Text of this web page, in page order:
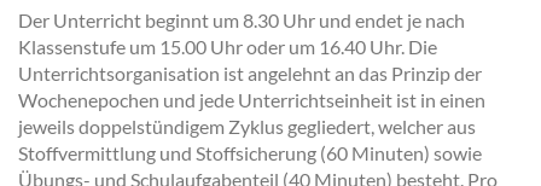
Der Unterricht beginnt um 8.30 Uhr und endet je nach
Klassenstufe um 15.00 Uhr oder um 16.40 Uhr. Die
Unterrichtsorganisation ist angelehnt an das Prinzip der
Wochenepochen und jede Unterrichtseinheit ist in einen
jeweils doppelstündigem Zyklus gegliedert, welcher aus
Stoffvermittlung und Stoffsicherung (60 Minuten) sowie
Übungs- und Schulaufgabenteil (40 Minuten) besteht. Pro